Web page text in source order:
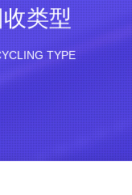
类型
TYPE